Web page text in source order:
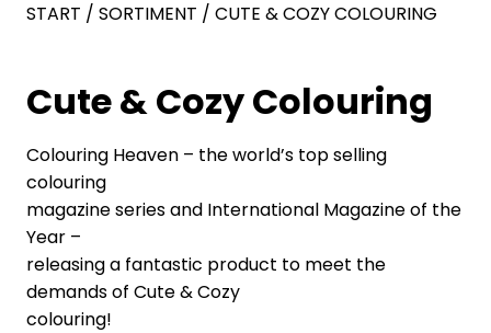
START / SORTIMENT / CUTE & COZY COLOURING
Cute & Cozy Colouring
Colouring Heaven – the world’s top selling
colouring
magazine series and International Magazine of the
Year –
releasing a fantastic product to meet the
demands of Cute & Cozy
colouring!